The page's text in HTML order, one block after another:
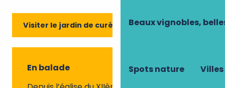
Beaux vignobles,
Spots nature
Visiter le jardin de curé
En balade